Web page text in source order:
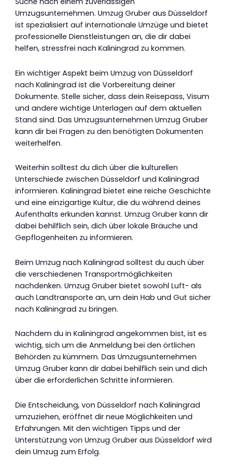
Umzugsunternehmen. Umzug Gruber aus Düsseldorf
ist spezialisiert auf internationale Umzüge und bietet
professionelle Dienstleistungen an, die dir dabei
helfen, stressfrei nach Kaliningrad zu kommen.
Ein wichtiger Aspekt beim Umzug von Düsseldorf
nach Kaliningrad ist die Vorbereitung deiner
Dokumente. Stelle sicher, dass dein Reisepass, Visum
und andere wichtige Unterlagen auf dem aktuellen
Stand sind. Das Umzugsunternehmen Umzug Gruber
kann dir bei Fragen zu den benötigten Dokumenten
weiterhelfen.
Weiterhin solltest du dich über die kulturellen
Unterschiede zwischen Düsseldorf und Kaliningrad
informieren. Kaliningrad bietet eine reiche Geschichte
und eine einzigartige Kultur, die du während deines
Aufenthalts erkunden kannst. Umzug Gruber kann dir
dabei behilflich sein, dich über lokale Bräuche und
Gepflogenheiten zu informieren.
Beim Umzug nach Kaliningrad solltest du auch über
die verschiedenen Transportmöglichkeiten
nachdenken. Umzug Gruber bietet sowohl Luft- als
auch Landtransporte an, um dein Hab und Gut sicher
nach Kaliningrad zu bringen.
Nachdem du in Kaliningrad angekommen bist, ist es
wichtig, sich um die Anmeldung bei den örtlichen
Behörden zu kümmern. Das Umzugsunternehmen
Umzug Gruber kann dir dabei behilflich sein und dich
über die erforderlichen Schritte informieren.
Die Entscheidung, von Düsseldorf nach Kaliningrad
umzuziehen, eröffnet dir neue Möglichkeiten und
Erfahrungen. Mit den wichtigen Tipps und der
Unterstützung von Umzug Gruber aus Düsseldorf wird
dein Umzug zum Erfolg.